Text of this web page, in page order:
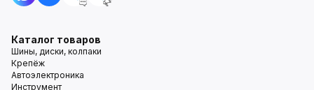
Каталог товаров
Шины, диски, колпаки
Крепёж
Автоэлектроника
Инструмент